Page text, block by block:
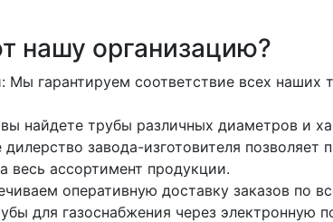
нашу организацию?
Мы гарантируем соответствие всех
найдете трубы различных диаметров и
завода-изготовителя позволяет
весь ассортимент продукции.
оперативную доставку заказов по
для газоснабжения через электронную